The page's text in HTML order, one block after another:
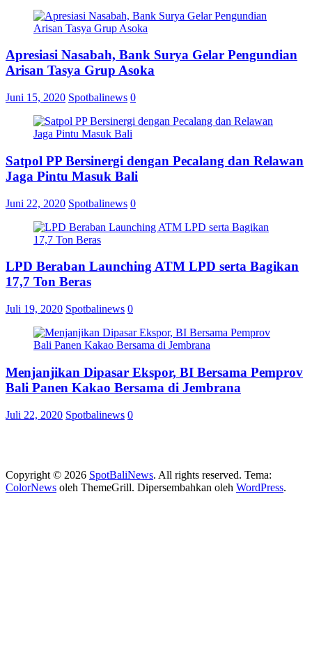
Apresiasi Nasabah, Bank Surya Gelar Pengundian
Arisan Tasya Grup Asoka
Juni 15, 2020 Spotbalinews 0
Satpol PP Bersinergi dengan Pecalang dan Relawan
Jaga Pintu Masuk Bali
Juni 22, 2020 Spotbalinews 0
LPD Beraban Launching ATM LPD serta Bagikan
17,7 Ton Beras
Juli 19, 2020 Spotbalinews 0
Menjanjikan Dipasar Ekspor, BI Bersama Pemprov
Bali Panen Kakao Bersama di Jembrana
Juli 22, 2020 Spotbalinews 0
Copyright © 2026 SpotBaliNews. All rights reserved. Tema:
ColorNews oleh ThemeGrill. Dipersembahkan oleh WordPress.